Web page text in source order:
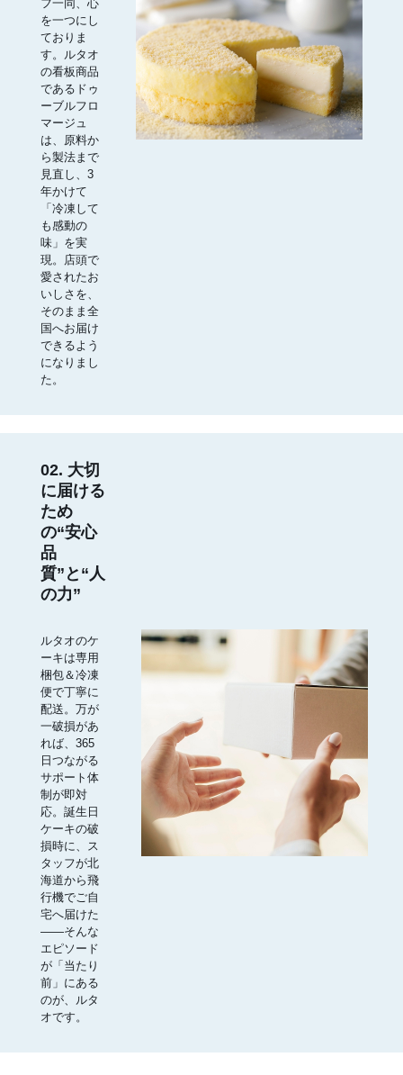
フ一同、心
を一つにし
ておりま
す。ルタオ
の看板商品
であるドゥ
ーブルフロ
マージュ
は、原料か
ら製法まで
見直し、3
年かけて
「冷凍して
も感動の
味」を実
現。店頭で
愛されたお
いしさを、
そのまま全
国へお届け
できるよう
になりまし
た。
02. 大切
に届ける
ため
の“安心
品
質”と“人
の力”
ルタオのケ
ーキは専用
梱包＆冷凍
便で丁寧に
配送。万が
一破損があ
れば、365
日つながる
サポート体
制が即対
応。誕生日
ケーキの破
損時に、ス
タッフが北
海道から飛
行機でご自
宅へ届けた
――そんな
エピソード
が「当たり
前」にある
のが、ルタ
オです。